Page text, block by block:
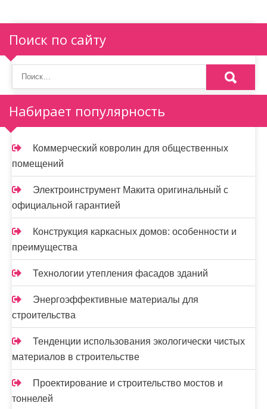
Поиск по сайту
Набирает популярность
Коммерческий ковролин для общественных
помещений
Электроинструмент Макита оригинальный с
официальной гарантией
Конструкция каркасных домов: особенности и
преимущества
Технологии утепления фасадов зданий
Энергоэффективные материалы для
строительства
Тенденции использования экологически чистых
материалов в строительстве
Проектирование и строительство мостов и
тоннелей